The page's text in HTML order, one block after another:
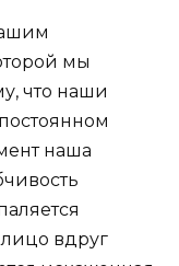
мы
что наши
наша
вдруг